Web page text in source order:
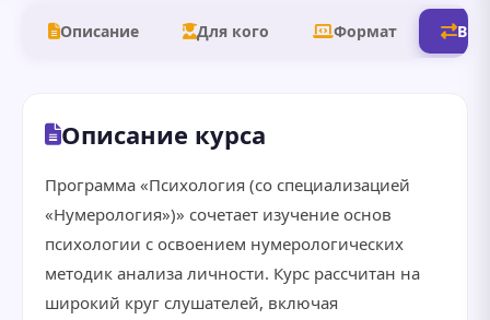
Описание Для кого Формат В
Описание курса
Программа «Психология (со специализацией
«Нумерология»)» сочетает изучение основ
психологии с освоением нумерологических
методик анализа личности. Курс рассчитан на
широкий круг слушателей, включая